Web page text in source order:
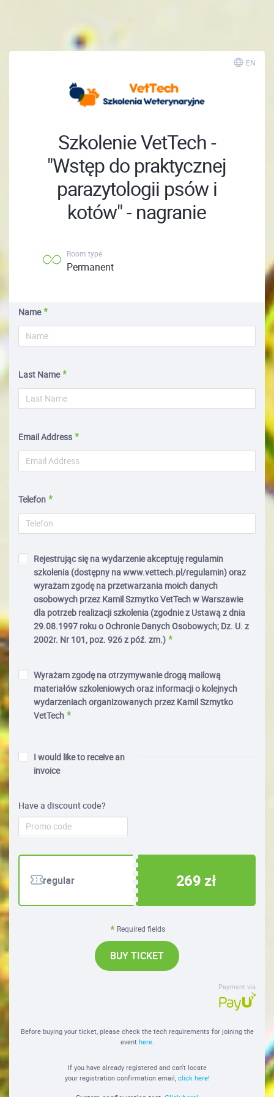
EN
Szkolenie VetTech -
"Wstęp do praktycznej
parazytologii psów i
kotów" - nagranie
Room type
Permanent
Name
Last Name
Email Address
Telefon
Rejestrując się na wydarzenie akceptuję regulamin
szkolenia (dostępny na www.vettech.pl/regulamin) oraz
wyrażam zgodę na przetwarzania moich danych
osobowych przez Kamil Szmytko VetTech w Warszawie
dla potrzeb realizacji szkolenia (zgodnie z Ustawą z dnia
29.08.1997 roku o Ochronie Danych Osobowych; Dz. U. z
2002r. Nr 101, poz. 926 z póź. zm.)
Wyrażam zgodę na otrzymywanie drogą mailową
materiałów szkoleniowych oraz informacji o kolejnych
wydarzeniach organizowanych przez Kamil Szmytko
VetTech
I would like to receive an
invoice
Have a discount code?
regular 269 zł
Required fields
BUY TICKET
Payment via
Before buying your ticket, please check the tech requirements for joining the
event here.
If you have already registered and can't locate
your registration confirmation email, click here!